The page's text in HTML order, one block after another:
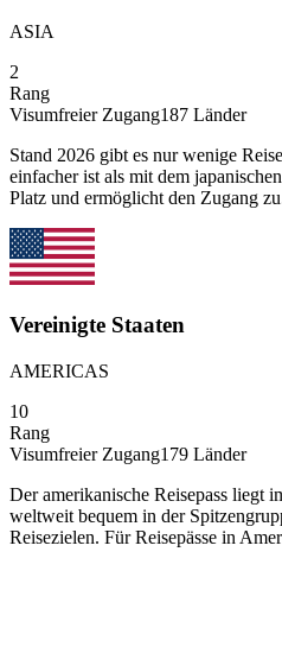
ASIA
2
Rang
Visumfreier Zugang187 Länder
Stand 2026 gibt es nur wenige
einfacher ist als mit dem
Platz und ermöglicht den Zugang
Vereinigte Staaten
AMERICAS
10
Rang
Visumfreier Zugang179 Länder
Der amerikanische Reisepass liegt
weltweit bequem in der
Reisezielen. Für Reisepässe in